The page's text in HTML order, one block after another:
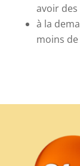
avoir des
à la
moins de